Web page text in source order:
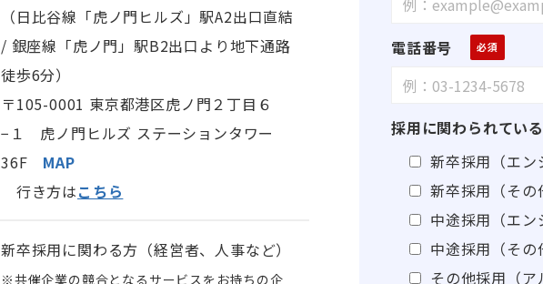
（日比谷線「虎ノ門ヒルズ」駅A2出口直結
/ 銀座線「虎ノ門」駅B2出口より地下通路
徒歩6分）
〒105-0001 東京都港区虎ノ門２丁目６
−１ 虎ノ門ヒルズ ステーションタワー
36F
MAP
行き方はこちら
新卒採用に関わる方（経営者、人事など）
※共催企業の競合となるサービスをお持ちの企
電話番号
採用に関わられてい
新卒採用（エン
新卒採用（その
中途採用（エン
中途採用（その
その他採用（ア